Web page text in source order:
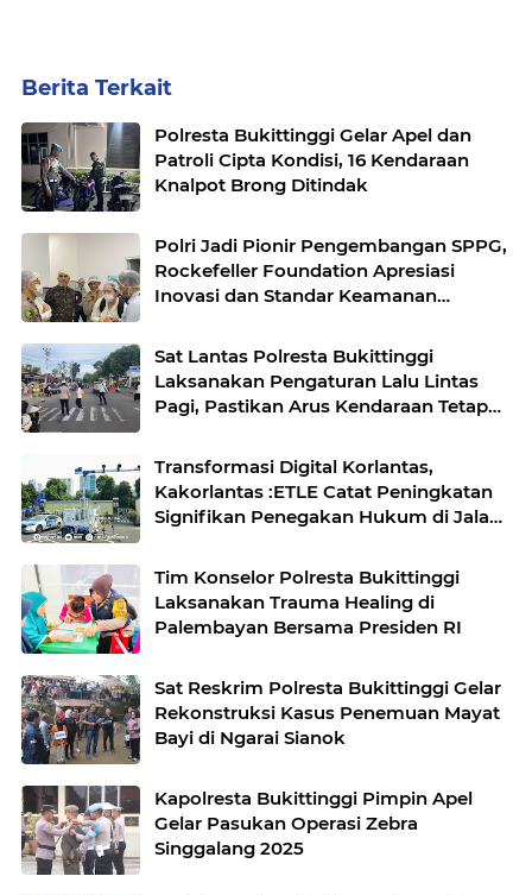
Berita Terkait
Polresta Bukittinggi Gelar Apel dan
Patroli Cipta Kondisi, 16 Kendaraan
Knalpot Brong Ditindak
Polri Jadi Pionir Pengembangan SPPG,
Rockefeller Foundation Apresiasi
Inovasi dan Standar Keamanan
Sat Lantas Polresta Bukittinggi
Laksanakan Pengaturan Lalu Lintas
Pagi, Pastikan Arus Kendaraan Tetap
Transformasi Digital Korlantas,
Kakorlantas :ETLE Catat Peningkatan
Signifikan Penegakan Hukum di Jalan
Tim Konselor Polresta Bukittinggi
Laksanakan Trauma Healing di
Palembayan Bersama Presiden RI
Sat Reskrim Polresta Bukittinggi Gelar
Rekonstruksi Kasus Penemuan Mayat
Bayi di Ngarai Sianok
Kapolresta Bukittinggi Pimpin Apel
Gelar Pasukan Operasi Zebra
Singgalang 2025